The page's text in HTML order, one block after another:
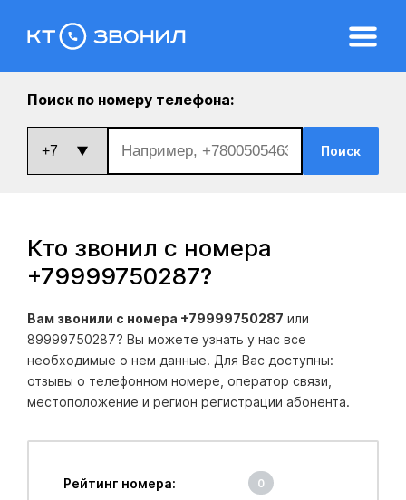
Поиск по номеру телефона:
Поиск
Кто звонил с номера
+79999750287?
Вам звонили с номера +79999750287 или
89999750287? Вы можете узнать у нас все
необходимые о нем данные. Для Вас доступны:
отзывы о телефонном номере, оператор связи,
местоположение и регион регистрации абонента.
Рейтинг номера: 0